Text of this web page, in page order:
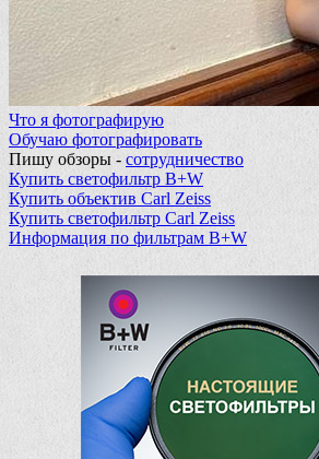
Что я фотографирую
Обучаю фотографировать
Пишу обзоры - сотрудничество
Купить светофильтр B+W
Купить объектив Carl Zeiss
Купить светофильтр Carl Zeiss
Информация по фильтрам B+W